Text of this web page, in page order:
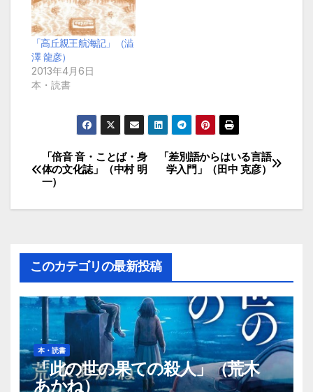
「高丘親王航海記」（澁
澤 龍彦）
2013年4月6日
本・読書
投
ビ
ゲ
ー
シ
ョ
「差別語からはいる言語
学入門」（田中 克彦）
「倍音 音・ことば・身
体の文化誌」（中村 明
一）
このカテゴリの最新投稿
本・読書
「此の世の果ての殺人」（荒木
あかね）